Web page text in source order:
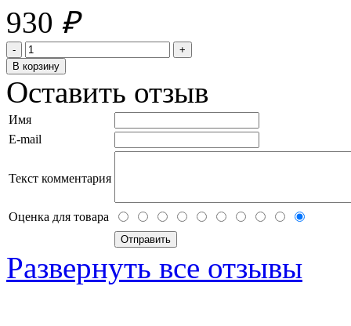
930 ₽
Оставить отзыв
Имя
E-mail
Текст комментария
Оценка для товара
Развернуть все отзывы